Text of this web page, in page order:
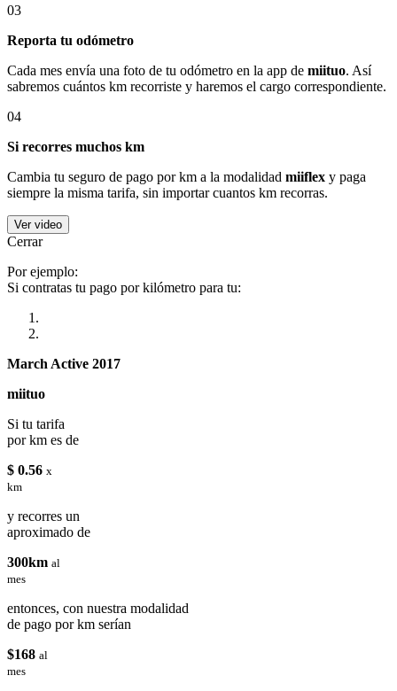
03
Reporta tu odómetro
Cada mes envía una foto de tu odómetro en la app de miituo. Así
sabremos cuántos km recorriste y haremos el cargo correspondiente.
04
Si recorres muchos km
Cambia tu seguro de pago por km a la modalidad miiflex y paga
siempre la misma tarifa, sin importar cuantos km recorras.
Ver video
Cerrar
Por ejemplo:
Si contratas tu pago por kilómetro para tu:
March Active 2017
miituo
Si tu tarifa
por km es de
$ 0.56 x
km
y recorres un
aproximado de
300km al
mes
entonces, con nuestra modalidad
de pago por km serían
$168 al
mes